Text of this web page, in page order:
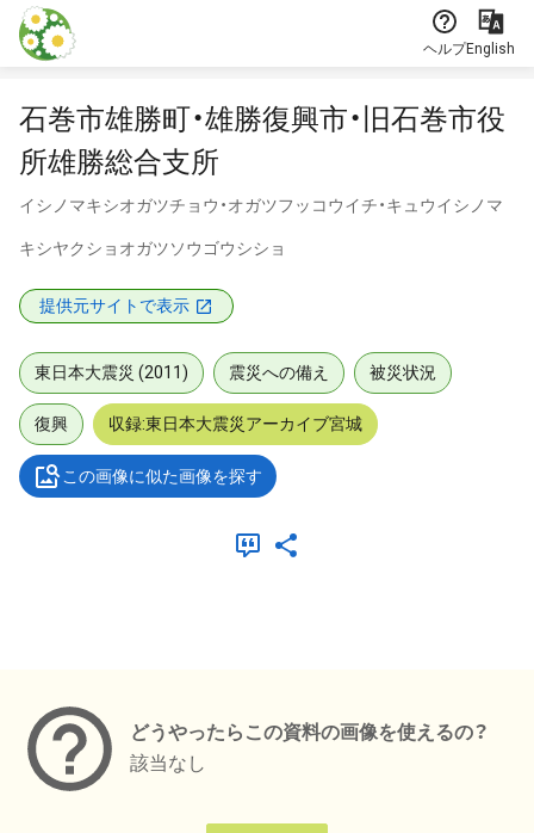
本文に飛ぶ
ヘルプEnglish
石巻市雄勝町・雄勝復興市・旧石巻市役
所雄勝総合支所
イシノマキシオガツチョウ・オガツフッコウイチ・キュウイシノマ
キシヤクショオガツソウゴウシショ
提供元サイトで表示
東日本大震災 (2011) 震災への備え 被災状況
復興 収録:東日本大震災アーカイブ宮城
この画像に似た画像を探す
どうやったらこの資料の画像を使えるの？
該当なし